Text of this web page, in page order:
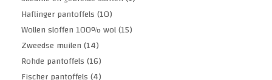
Haflinger pantoffels(10)
Wollen sloffen 100% wol(15)
Zweedse muilen(14)
Rohde pantoffels(16)